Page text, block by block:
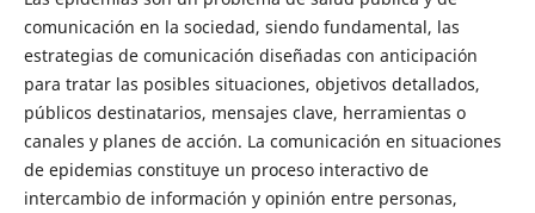
comunicación en la sociedad, siendo fundamental, las
estrategias de comunicación diseñadas con anticipación
para tratar las posibles situaciones, objetivos detallados,
públicos destinatarios, mensajes clave, herramientas o
canales y planes de acción. La comunicación en situaciones
de epidemias constituye un proceso interactivo de
intercambio de información y opinión entre personas,